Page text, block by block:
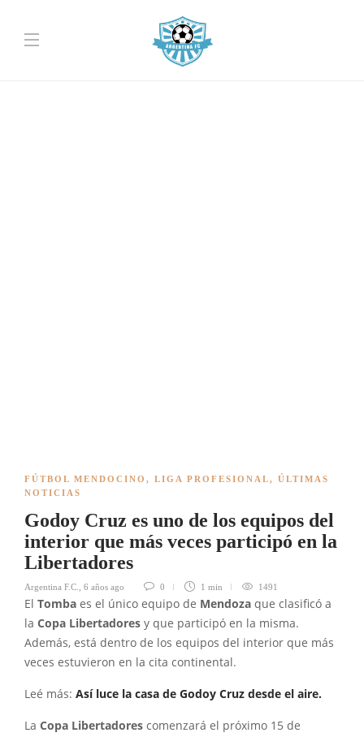
FÚTBOL MENDOCINO , LIGA PROFESIONAL, ÚLTIMAS
NOTICIAS
Godoy Cruz es uno de los equipos del
interior que más veces participó en la
Libertadores
Argentina F.C. 6 años ago 0 1 min 1491
El Tomba es el único equipo de Mendoza que clasificó a
la Copa Libertadores y que participó en la misma.
Además, está dentro de los equipos del interior que más
veces estuvieron en la cita continental.
Leé más: Así luce la casa de Godoy Cruz desde el aire.
La Copa Libertadores comenzará el próximo 15 de